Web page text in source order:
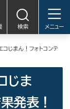
検索 メニュー
じまん！フォトコンテ
じま
発表！